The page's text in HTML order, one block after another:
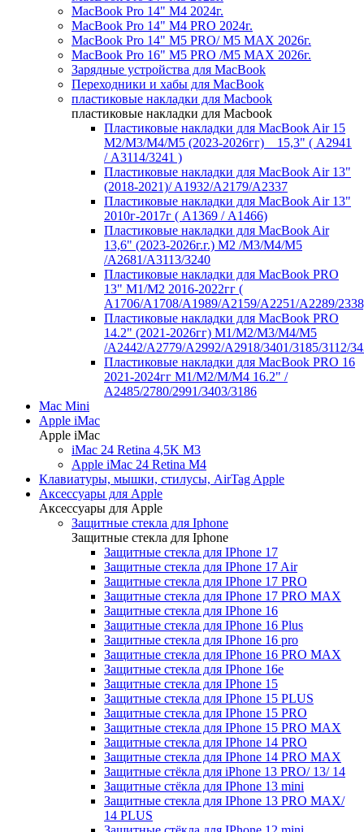
MacBook Pro 14" M4 2024г.
MacBook Pro 14" M4 PRO 2024г.
MacBook Pro 14" M5 PRO/ M5 MAX 2026г.
MacBook Pro 16" M5 PRO /M5 MAX 2026г.
Зарядные устройства для MacBook
Переходники и хабы для MacBook
пластиковые накладки для Macbook
пластиковые накладки для Macbook
Пластиковые накладки для MacBook Air 15
M2/M3/M4/M5 (2023-2026гг) _ 15,3" ( А2941
/ А3114/3241 )
Пластиковые накладки для MacBook Air 13"
(2018-2021)/ A1932/A2179/A2337
Пластиковые накладки для MacBook Air 13"
2010г-2017г ( А1369 / А1466)
Пластиковые накладки для MacBook Air
13,6" (2023-2026г.г.) M2 /M3/M4/M5
/A2681/A3113/3240
Пластиковые накладки для MacBook PRO
13" M1/M2 2016-2022гг (
А1706/A1708/A1989/A2159/A2251/A2289/
Пластиковые накладки для MacBook PRO
14.2" (2021-2026гг) M1/M2/M3/M4/M5
/A2442/A2779/A2992/A2918/3401/3185/3112/
Пластиковые накладки для MacBook PRO 16
2021-2024гг M1/M2/M/M4 16.2" /
А2485/2780/2991/3403/3186
Mac Mini
Apple iMac
Apple iMac
iMac 24 Retina 4,5K M3
Apple iMac 24 Retina M4
Клавиатуры, мышки, стилусы, AirTag Apple
Аксессуары для Apple
Аксессуары для Apple
Защитные стекла для Iphone
Защитные стекла для Iphone
Защитные стекла для IPhone 17
Защитные стекла для IPhone 17 Air
Защитные стекла для IPhone 17 PRO
Защитные стекла для IPhone 17 PRO MAX
Защитные стекла для IPhone 16
Защитные стекла для IPhone 16 Plus
Защитные стекла для IPhone 16 pro
Защитные стекла для IPhone 16 PRO MAX
Защитные стекла для IPhone 16e
Защитные стекла для IPhone 15
Защитные стекла для IPhone 15 PLUS
Защитные стекла для IPhone 15 PRO
Защитные стекла для IPhone 15 PRO MAX
Защитные стекла для IPhone 14 PRO
Защитные стекла для IPhone 14 PRO MAX
Защитные стёкла для iPhone 13 PRO/ 13/ 14
Защитные стёкла для IPhone 13 mini
Защитные стекла для IPhone 13 PRO MAX/
14 PLUS